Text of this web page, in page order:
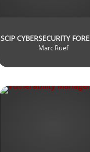
SCIP CYBERSECURITY
Marc Ruef